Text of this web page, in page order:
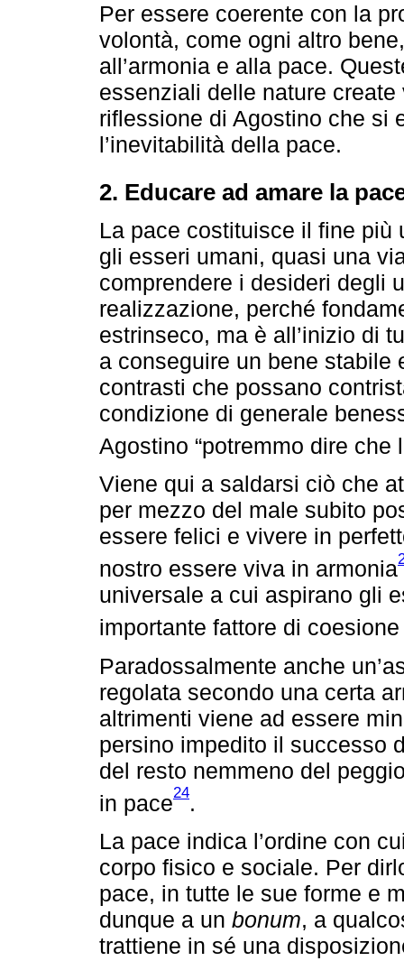
Per essere coerente con la
volontà, come ogni altro
all’armonia e alla pace.
essenziali delle nature
riflessione di Agostino che si
l’inevitabilità della pace.
2. Educare ad amare la
La pace costituisce il fine più
gli esseri umani, quasi una
comprendere i desideri degli
realizzazione, perché
estrinseco, ma è all’inizio di
a conseguire un bene stabile
contrasti che possano
condizione di generale
Agostino “potremmo dire che
Viene qui a saldarsi ciò che
per mezzo del male subito
essere felici e vivere in
nostro essere viva in armonia
universale a cui aspirano gli
importante fattore di
Paradossalmente anche
regolata secondo una certa
altrimenti viene ad essere
persino impedito il successo
del resto nemmeno del
in pace24.
La pace indica l’ordine con
corpo fisico e sociale. Per
pace, in tutte le sue forme e
dunque a un bonum, a
trattiene in sé una